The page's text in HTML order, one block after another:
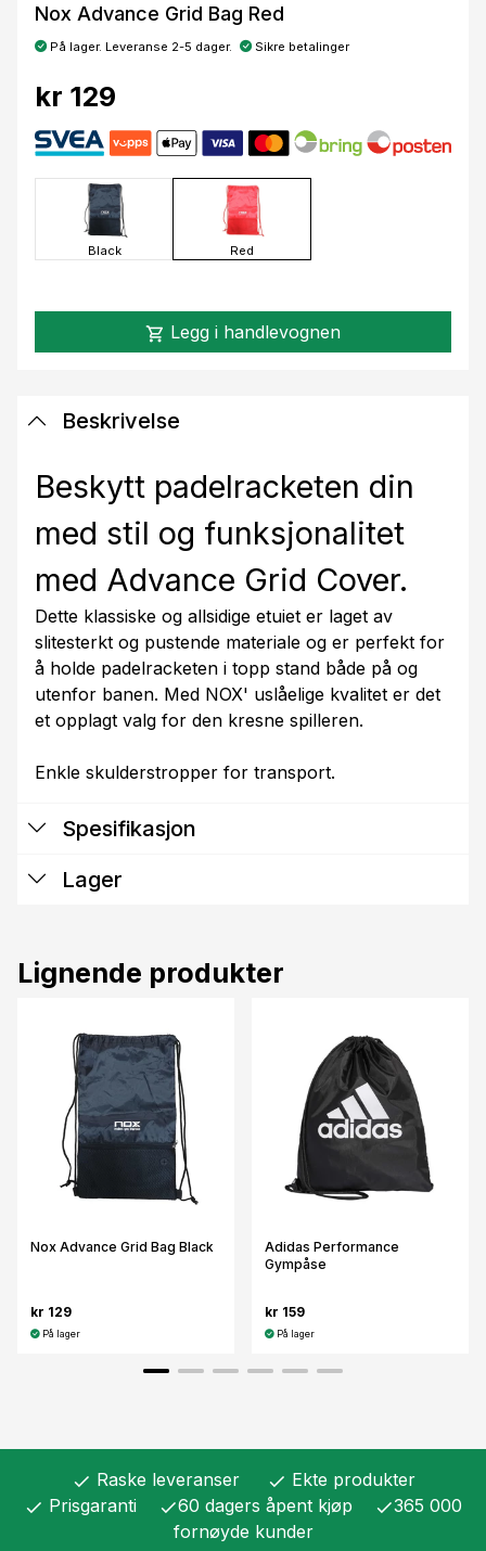
Nox Advance Grid Bag Red
På lager. Leveranse 2-5 dager. Sikre betalinger
kr 129
Black Red
shopping_cart Legg i handlevognen
Beskrivelse
Beskytt padelracketen din
med stil og funksjonalitet
med Advance Grid Cover.
Dette klassiske og allsidige etuiet er laget av
slitesterkt og pustende materiale og er perfekt for
å holde padelracketen i topp stand både på og
utenfor banen. Med NOX' uslåelige kvalitet er det
et opplagt valg for den kresne spilleren.
Enkle skulderstropper for transport.
Spesifikasjon
Lager
Lignende produkter
Nox Advance Grid Bag Black
kr 129
På lager
Adidas Performance
Gympåse
kr 159
På lager
check Raske leveranser check Ekte produkter
check Prisgaranti check60 dagers åpent kjøp check365 000
fornøyde kunder